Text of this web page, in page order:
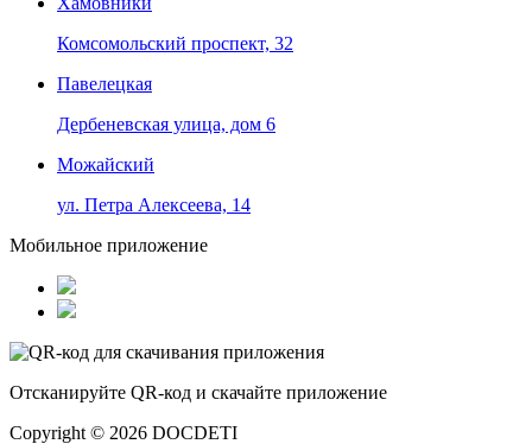
Комсомольский проспект, 32
Павелецкая
Дербеневская улица, дом 6
Можайский
ул. Петра Алексеева, 14
Мобильное приложение
Отсканируйте QR-код и скачайте приложение
Copyright © 2026 DOCDETI